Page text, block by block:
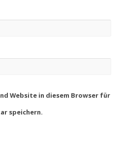
Website in diesem Browser für
speichern.